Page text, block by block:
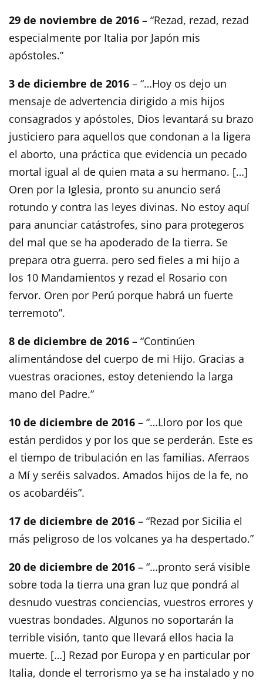
29 de noviembre de 2016 – “Rezad, rezad, rezad
especialmente por Italia por Japón mis
apóstoles.”
3 de diciembre de 2016 – “…Hoy os dejo un
mensaje de advertencia dirigido a mis hijos
consagrados y apóstoles, Dios levantará su brazo
justiciero para aquellos que condonan a la ligera
el aborto, una práctica que evidencia un pecado
mortal igual al de quien mata a su hermano. […]
Oren por la Iglesia, pronto su anuncio será
rotundo y contra las leyes divinas. No estoy aquí
para anunciar catástrofes, sino para protegeros
del mal que se ha apoderado de la tierra. Se
prepara otra guerra. pero sed fieles a mi hijo a
los 10 Mandamientos y rezad el Rosario con
fervor. Oren por Perú porque habrá un fuerte
terremoto”.
8 de diciembre de 2016 – “Continúen
alimentándose del cuerpo de mi Hijo. Gracias a
vuestras oraciones, estoy deteniendo la larga
mano del Padre.”
10 de diciembre de 2016 – “…Lloro por los que
están perdidos y por los que se perderán. Este es
el tiempo de tribulación en las familias. Aferraos
a Mí y seréis salvados. Amados hijos de la fe, no
os acobardéis”.
17 de diciembre de 2016 – “Rezad por Sicilia el
más peligroso de los volcanes ya ha despertado.”
20 de diciembre de 2016 – “…pronto será visible
sobre toda la tierra una gran luz que pondrá al
desnudo vuestras conciencias, vuestros errores y
vuestras bondades. Algunos no soportarán la
terrible visión, tanto que llevará ellos hacia la
muerte. […] Rezad por Europa y en particular por
Italia, donde el terrorismo ya se ha instalado y no